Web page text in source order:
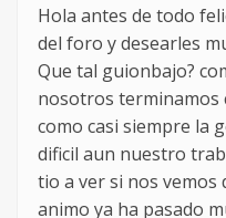
Hola antes de todo
del foro y desearles
Que tal guionbajo?
nosotros terminamos
como casi siempre la
dificil aun nuestro
tio a ver si nos vemos
animo ya ha pasado